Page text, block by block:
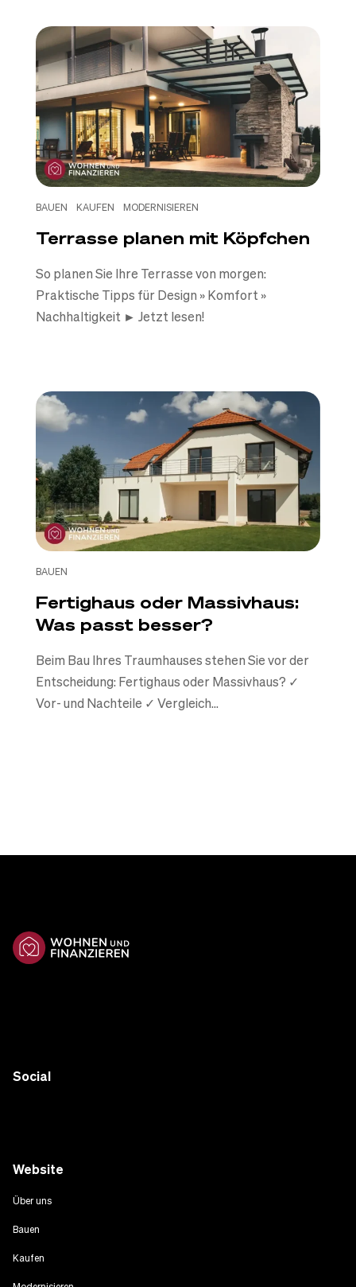
BAUEN KAUFEN MODERNISIEREN
Terrasse planen mit Köpfchen
So planen Sie Ihre Terrasse von morgen:
Praktische Tipps für Design » Komfort »
Nachhaltigkeit ► Jetzt lesen!
BAUEN
Fertighaus oder Massivhaus:
Was passt besser?
Beim Bau Ihres Traumhauses stehen Sie vor der
Entscheidung: Fertighaus oder Massivhaus? ✓
Vor- und Nachteile ✓ Vergleich...
Website
Über uns
Bauen
Kaufen
Social